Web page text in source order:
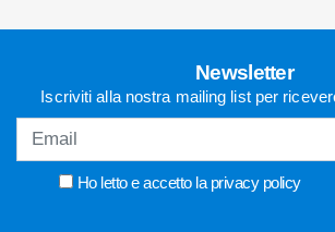
Newsletter
Iscriviti alla nostra mailing list per
Ho letto e accetto la privacy policy